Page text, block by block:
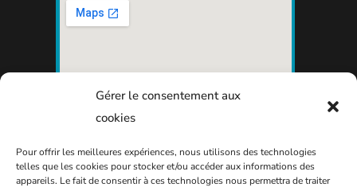
Gérer le consentement aux
cookies
Pour offrir les meilleures expériences, nous utilisons des technologies
telles que les cookies pour stocker et/ou accéder aux informations des
appareils. Le fait de consentir à ces technologies nous permettra de traiter